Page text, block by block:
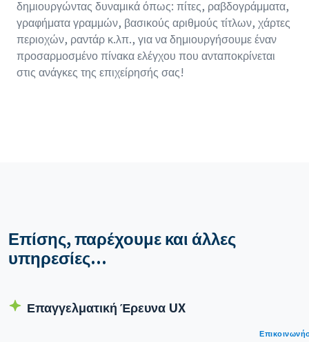
δημιουργώντας δυναμικά όπως: πίτες, ραβδογράμματα,
γραφήματα γραμμών, βασικούς αριθμούς τίτλων, χάρτες
περιοχών, ραντάρ κ.λπ., για να δημιουργήσουμε έναν
προσαρμοσμένο πίνακα ελέγχου που ανταποκρίνεται
στις ανάγκες της επιχείρησής σας!
Επίσης, παρέχουμε και άλλες
υπηρεσίες...
Επαγγελματική Έρευνα UX